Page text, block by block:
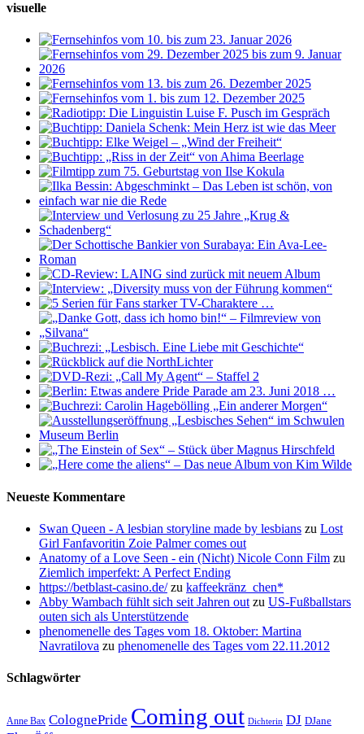
visuelle
Neueste Kommentare
Swan Queen - A lesbian storyline made by lesbians zu Lost
Girl Fanfavoritin Zoie Palmer comes out
Anatomy of a Love Seen - ein (Nicht) Nicole Conn Film zu
Ziemlich imperfekt: A Perfect Ending
https://betblast-casino.de/zu kaffeekränz_chen*
Abby Wambach fühlt sich seit Jahren out zu US-Fußballstars
outen sich als Unterstützende
phenomenelle des Tages vom 18. Oktober: Martina
Navratilova zu phenomenelle des Tages vom 22.11.2012
Schlagwörter
Anne Bax ColognePride Coming out Dichterin DJ DJane